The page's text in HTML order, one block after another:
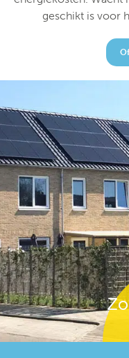
geschikt is voor